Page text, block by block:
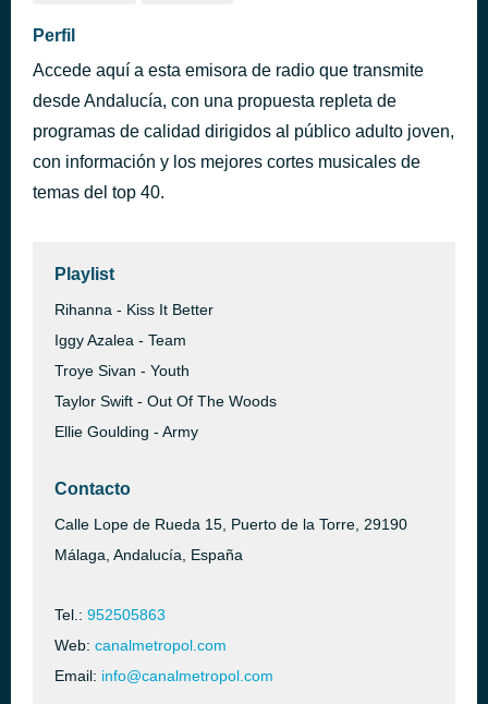
Perfil
Accede aquí a esta emisora de radio que transmite
desde Andalucía, con una propuesta repleta de
programas de calidad dirigidos al público adulto joven,
con información y los mejores cortes musicales de
temas del top 40.
Playlist
Rihanna - Kiss It Better
Iggy Azalea - Team
Troye Sivan - Youth
Taylor Swift - Out Of The Woods
Ellie Goulding - Army
Contacto
Calle Lope de Rueda 15, Puerto de la Torre, 29190
Málaga, Andalucía, España
Tel.: 952505863
Web: canalmetropol.com
Email: info@canalmetropol.com